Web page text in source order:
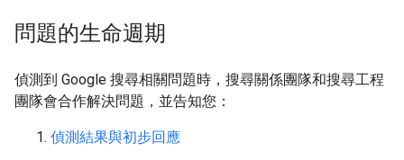
問題的生命週期
偵測到 Google 搜尋相關問題時，搜尋關係團隊和搜尋工程
團隊會合作解決問題，並告知您：
偵測結果與初步回應